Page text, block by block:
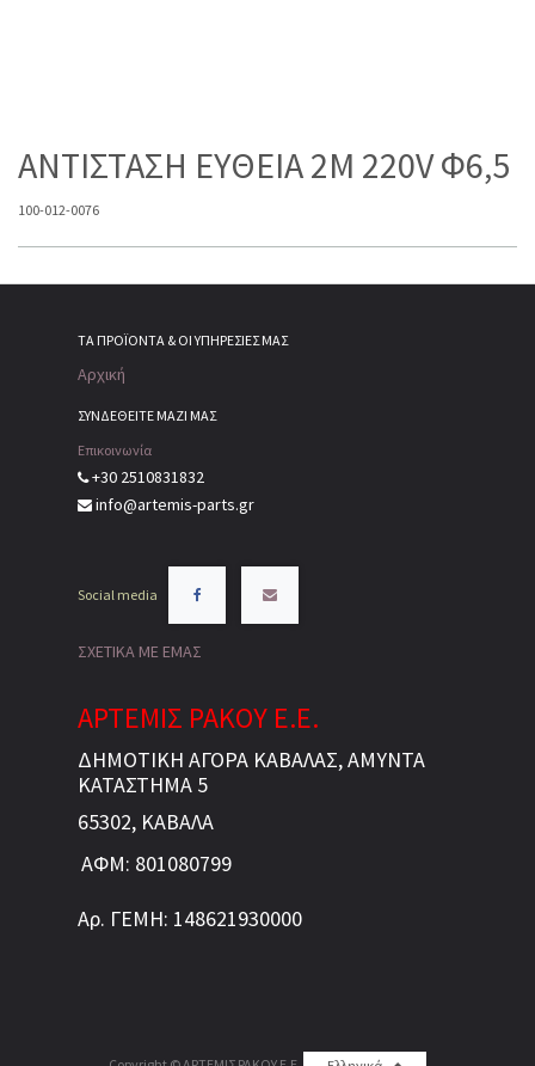
ΑΝΤΙΣΤΑΣΗ ΕΥΘΕΙΑ 2M 220V Φ6,5
100-012-0076
ΤΑ ΠΡΟΪΌΝΤΑ & ΟΙ ΥΠΗΡΕΣΊΕΣ ΜΑΣ
Αρχική
ΣΥΝΔΕΘΕΙΤΕ ΜΑΖΙ ΜΑΣ
Επικοινωνία
+30 2510831832
info@artemis-parts.gr
Social media
ΣΧΕΤΙΚΑ ΜΕ ΕΜΑΣ
ΑΡΤΕΜΙΣ ΡΑΚΟΥ Ε.Ε.
ΔΗΜΟΤΙΚΗ ΑΓΟΡΑ ΚΑΒΑΛΑΣ, ΑΜΥΝΤΑ
ΚΑΤΑΣΤΗΜΑ 5
65302, ΚΑΒΑΛΑ
ΑΦΜ: 801080799
Αρ. ΓΕΜΗ: 148621930000